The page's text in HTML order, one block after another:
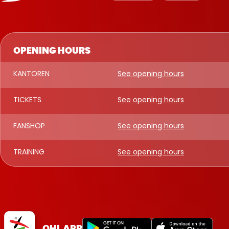
OPENING HOURS
KANTOREN See opening hours
TICKETS See opening hours
FANSHOP See opening hours
TRAINING See opening hours